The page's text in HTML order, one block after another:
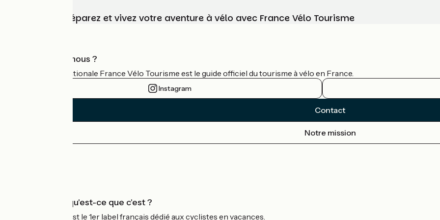
Choisissez, préparez et vivez votre aventure à vélo avec France Vélo Tourisme
Qui sommes-nous ?
L'association nationale France Vélo Tourisme est le guide officiel du tourisme à vélo en France.
Instagram
Contact
Notre mission
Accueil Vélo qu'est-ce que c'est ?
Accueil Vélo c'est le 1er label français dédié aux cyclistes en vacances.